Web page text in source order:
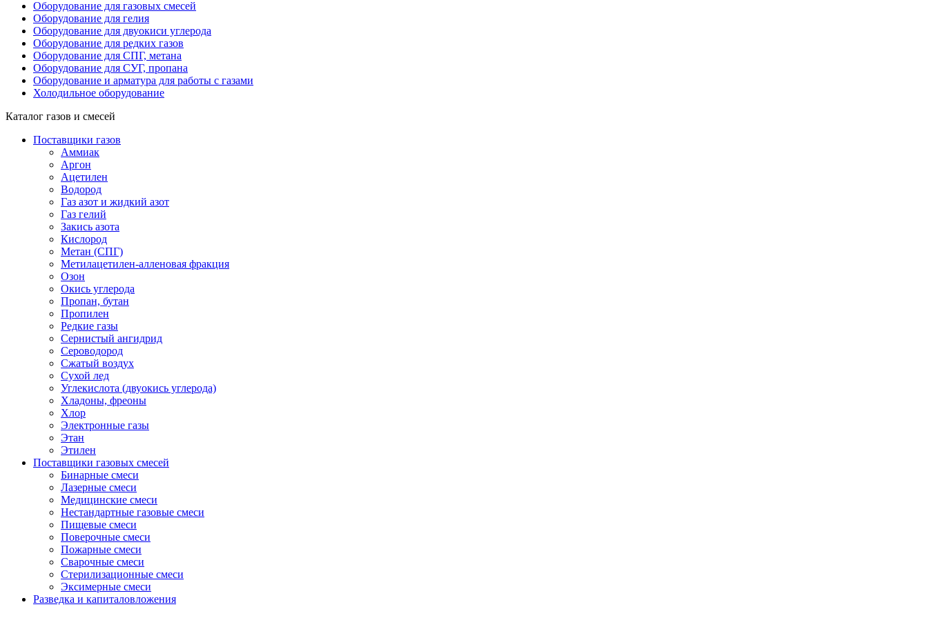
Оборудование для газовых смесей
Оборудование для гелия
Оборудование для двуокиси углерода
Оборудование для редких газов
Оборудование для СПГ, метана
Оборудование для СУГ, пропана
Оборудование и арматура для работы с газами
Холодильное оборудование
Каталог газов и смесей
Поставщики газов
Аммиак
Аргон
Ацетилен
Водород
Газ азот и жидкий азот
Газ гелий
Закись азота
Кислород
Метан (СПГ)
Метилацетилен-алленовая фракция
Озон
Окись углерода
Пропан, бутан
Пропилен
Редкие газы
Сернистый ангидрид
Сероводород
Сжатый воздух
Сухой лед
Углекислота (двуокись углерода)
Хладоны, фреоны
Хлор
Электронные газы
Этан
Этилен
Поставщики газовых смесей
Бинарные смеси
Лазерные смеси
Медицинские смеси
Нестандартные газовые смеси
Пищевые смеси
Поверочные смеси
Пожарные смеси
Сварочные смеси
Стерилизационные смеси
Эксимерные смеси
Разведка и капиталовложения